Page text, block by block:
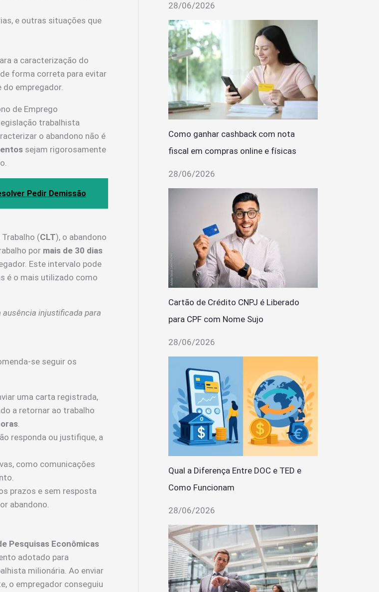
e outras situações que
a caracterização do
forma correta para evitar
empregador.
de Emprego
trabalhista
o abandono não é
sejam rigorosamente
Pedir Demissão
(CLT), o abandono
por mais de 30 dias
Este intervalo pode
é o mais utilizado como
ausência injustificada para
se seguir os
uma carta registrada,
a retornar ao trabalho
responda ou justifique, a
como comunicações
prazos e sem resposta
abandono.
Pesquisas Econômicas
adotado para
milionária. Ao enviar
o empregador conseguiu
28/06/2026
Como ganhar cashback com nota
fiscal em compras online e físicas
28/06/2026
Cartão de Crédito CNPJ é Liberado
para CPF com Nome Sujo
28/06/2026
Qual a Diferença Entre DOC e TED e
Como Funcionam
28/06/2026